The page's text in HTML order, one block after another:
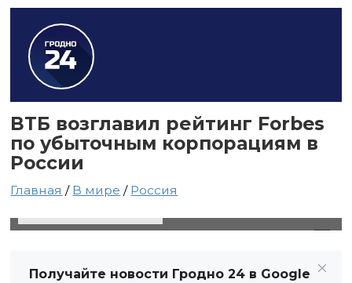
ВТБ возглавил рейтинг Forbes
по убыточным корпорациям в
России
Главная / В мире / Россия
Получайте новости Гродно 24 в Google